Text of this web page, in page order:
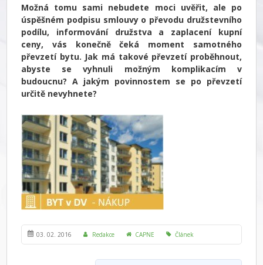
Možná tomu sami nebudete moci uvěřit, ale po
úspěšném podpisu smlouvy o převodu družstevního
podílu, informování družstva a zaplacení kupní
ceny, vás konečně čeká moment samotného
převzetí bytu. Jak má takové převzetí proběhnout,
abyste se vyhnuli možným komplikacím v
budoucnu? A jakým povinnostem se po převzetí
určitě nevyhnete?
03. 02. 2016 Redakce CAPNE Článek